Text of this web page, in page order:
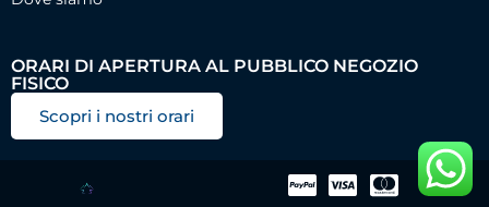
ORARI DI APERTURA AL PUBBLICO NEGOZIO
FISICO
Scopri i nostri orari